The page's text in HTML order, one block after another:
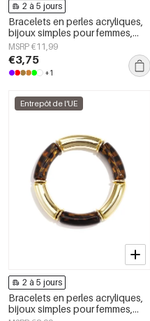
2 à 5 jours
Bracelets en perles acryliques,
bijoux simples pour femmes,
collection Daily Simple
MSRP €11,99
€3,75
+1
Entrepôt de l'UE
2 à 5 jours
Bracelets en perles acryliques,
bijoux simples pour femmes,